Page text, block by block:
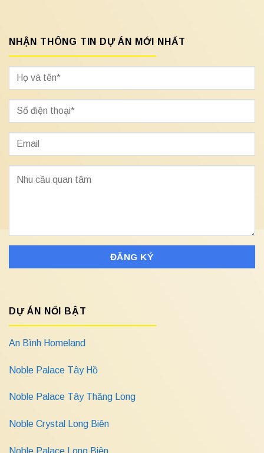
NHẬN THÔNG TIN DỰ ÁN MỚI NHẤT
DỰ ÁN NỔI BẬT
An Bình Homeland
Noble Palace Tây Hồ
Noble Palace Tây Thăng Long
Noble Crystal Long Biên
Noble Palace Long Biên